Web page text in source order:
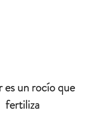
es un rocío que
fertiliza